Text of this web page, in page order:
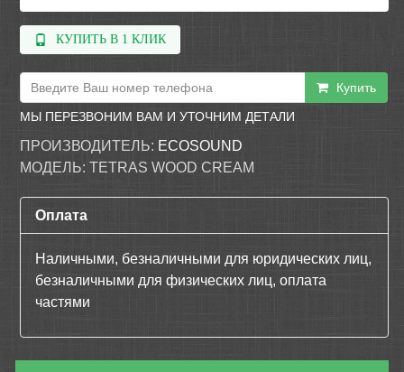
КУПИТЬ В 1 КЛИК
Купить
МЫ ПЕРЕЗВОНИМ ВАМ И УТОЧНИМ ДЕТАЛИ
ПРОИЗВОДИТЕЛЬ: ECOSOUND
МОДЕЛЬ: TETRAS WOOD CREAM
Оплата
Наличными, безналичными для юридических лиц,
безналичными для физических лиц, оплата
частями